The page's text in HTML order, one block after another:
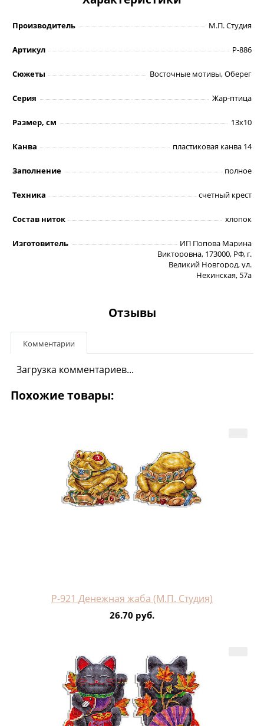
Производитель М.П. Студия
Артикул Р-886
Сюжеты Восточные мотивы, Оберег
Серия Жар-птица
Размер, см 13х10
Канва пластиковая канва 14
Заполнение полное
Техника счетный крест
Состав ниток хлопок
Изготовитель
ИП Попова Марина
Викторовна, 173000, РФ, г.
Великий Новгород, ул.
Нехинская, 57а
Отзывы
Комментарии
Загрузка комментариев...
Похожие товары:
Р-921 Денежная жаба (М.П. Студия)
26.70 руб.